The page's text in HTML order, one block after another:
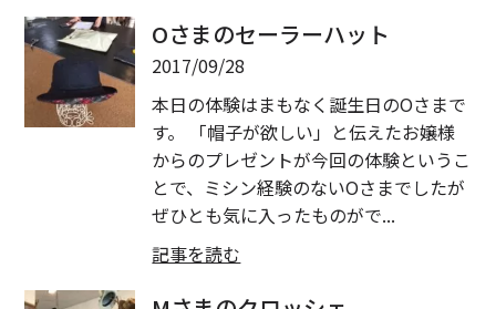
Oさまのセーラーハット
2017/09/28
本日の体験はまもなく誕生日のOさまで
す。 「帽子が欲しい」と伝えたお嬢様
からのプレゼントが今回の体験というこ
とで、ミシン経験のないOさまでしたが
ぜひとも気に入ったものがで...
記事を読む